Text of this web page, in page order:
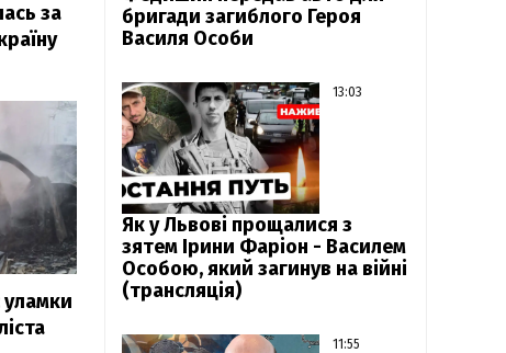
за
уламки
бригади загиблого Героя
Василя Особи
13:03
Як у Львові прощалися з
зятем Ірини Фаріон - Василем
Особою, який загинув на війні
(трансляція)
11:55